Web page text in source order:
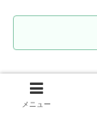
ホーム
メニュー